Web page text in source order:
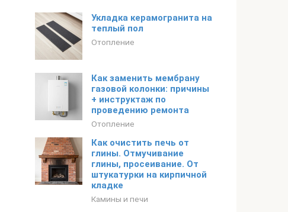
Укладка керамогранита на
теплый пол
Отопление
Как заменить мембрану
газовой колонки: причины
+ инструктаж по
проведению ремонта
Отопление
Как очистить печь от
глины. Отмучивание
глины, просеивание. От
штукатурки на кирпичной
кладке
Камины и печи